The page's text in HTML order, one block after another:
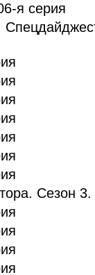
я серия
Сезон 3.